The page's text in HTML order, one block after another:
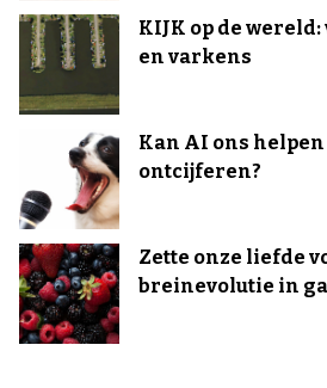
KIJK op de
en varkens
Kan AI ons
ontcijferen?
Zette onze liefde
breinevolutie in